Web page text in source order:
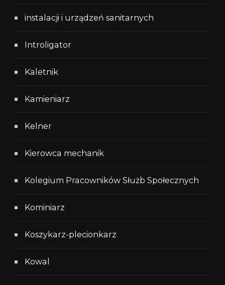
instalacji i urządzeń sanitarnych
Introligator
Kaletnik
Kamieniarz
Kelner
Kierowca mechanik
Kolegium Pracowników Służb Społecznych
Kominiarz
Koszykarz-plecionkarz
Kowal